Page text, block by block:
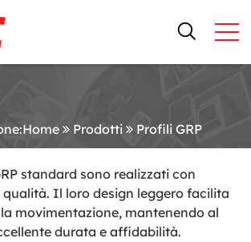
Prodotti Profili GRP
standard sono realizzati con
Il loro design leggero facilita
movimentazione, mantenendo al
durata e affidabilità.